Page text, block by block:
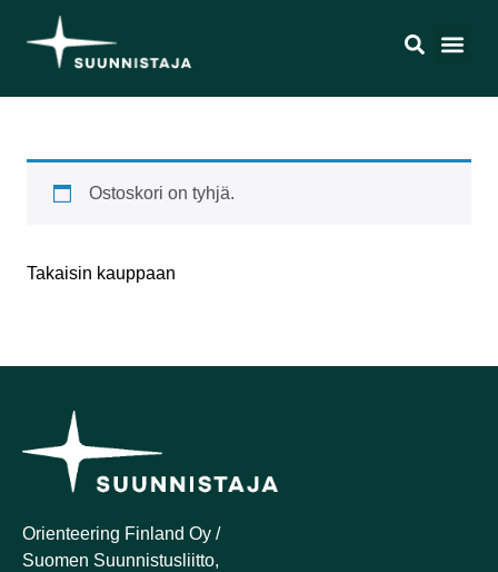
Ostoskori on tyhjä.
Takaisin kauppaan
Orienteering Finland Oy /
Suomen Suunnistusliitto,